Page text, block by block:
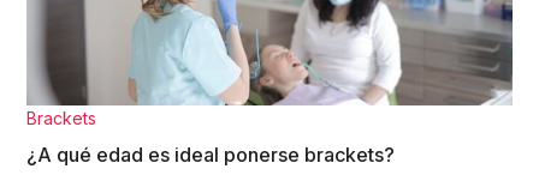
Brackets
¿A qué edad es ideal ponerse brackets?